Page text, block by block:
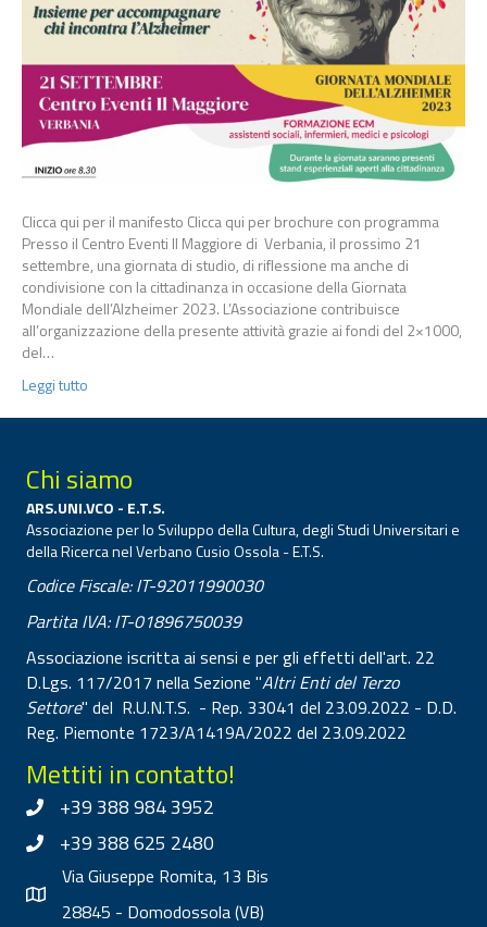
Clicca qui per il manifesto Clicca qui per brochure con programma
Presso il Centro Eventi Il Maggiore di Verbania, il prossimo 21
settembre, una giornata di studio, di riflessione ma anche di
condivisione con la cittadinanza in occasione della Giornata
Mondiale dell’Alzheimer 2023. L’Associazione contribuisce
all’organizzazione della presente attività grazie ai fondi del 2×1000,
del…
Leggi tutto
Chi siamo
ARS.UNI.VCO - E.T.S.
Associazione per lo Sviluppo della Cultura, degli Studi Universitari e
della Ricerca nel Verbano Cusio Ossola - E.T.S.
Codice Fiscale: IT-92011990030
Partita IVA: IT-01896750039
Associazione iscritta ai sensi e per gli effetti dell'art. 22
D.Lgs. 117/2017 nella Sezione "Altri Enti del Terzo
Settore" del R.U.N.T.S. - Rep. 33041 del 23.09.2022 - D.D.
Reg. Piemonte 1723/A1419A/2022 del 23.09.2022
Mettiti in contatto!
+39 388 984 3952
+39 388 625 2480
Via Giuseppe Romita, 13 Bis
28845 - Domodossola (VB)